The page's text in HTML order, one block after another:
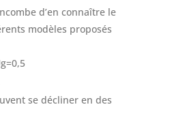
d’en connaître le
modèles proposés
se décliner en des